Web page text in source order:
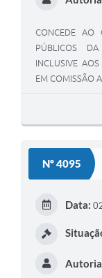
CONCEDE AO
PÚBLICOS
INCLUSIVE
EM COMISSÃO
Nº 4095
Data: